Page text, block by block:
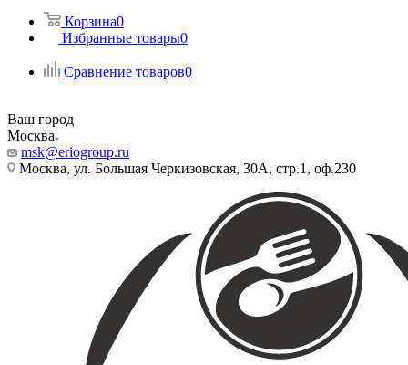
Корзина0
Избранные товары0
Сравнение товаров0
Ваш город
Москва
msk@eriogroup.ru
Москва, ул. Большая Черкизовская, 30А, стр.1, оф.230